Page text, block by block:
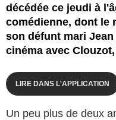
décédée ce jeudi à
comédienne, dont le
son défunt mari
cinéma avec
LIRE DANS L'APPLICATION
Un peu plus de deux